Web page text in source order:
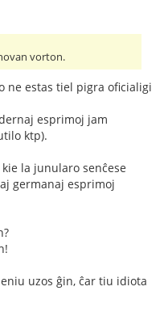
vorton.
ne estas tiel pigra oficialigi
esprimoj jam
ktp).
la junularo senĉese
germanaj esprimoj
uzos ĝin, ĉar tiu idiota